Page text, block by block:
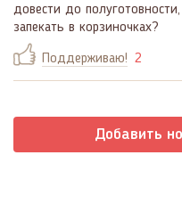
довести до
запекать в корзиночках?
Поддерживаю! 2
Добавить